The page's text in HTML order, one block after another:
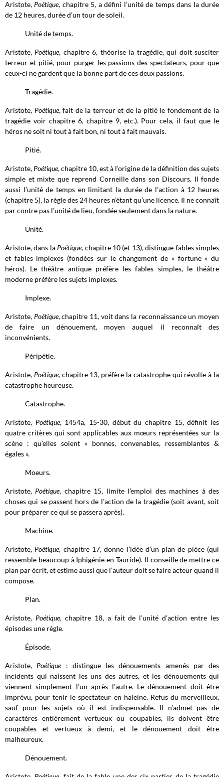
Aristote, Poétique, chapitre 5, a défini l’unité de temps dans la durée
de 12 heures, durée d’un tour de soleil.
Unité de temps.
Aristote, Poétique, chapitre 6, théorise la tragédie, qui doit susciter
terreur et pitié, pour purger les passions des spectateurs, pour que
ceux-ci ne gardent que la bonne part de ces deux passions.
Tragédie.
Aristote, Poétique, fait de la terreur et de la pitié le fondement de la
tragédie voir chapitre 6, chapitre 9, etc.). Pour cela, il faut que le
héros ne soit ni tout à fait bon, ni tout à fait mauvais.
Pitié.
Aristote, Poétique, chapitre 10, est à l’origine de la définition des sujets
simple et mixte que reprend Corneille dans son Discours. Il fonde
aussi l’unité de temps en limitant la durée de l’action à 12 heures
(chapitre 5), la règle des 24 heures n’étant qu’une licence. Il ne connaît
par contre pas l’unité de lieu, fondée seulement dans la nature.
Unité.
Aristote, dans la Poétique, chapitre 10 (et 13), distingue fables simples
et fables implexes (fondées sur le changement de « fortune » du
héros). Le théâtre antique préfère les fables simples, le théâtre
moderne préfère les sujets implexes.
Implexe.
Aristote, Poétique, chapitre 11, voit dans la reconnaissance un moyen
de faire un dénouement, moyen auquel il reconnaît des
inconvénients.
Péripétie.
Aristote, Poétique, chapitre 13, préfère la catastrophe qui révolte à la
catastrophe heureuse.
Catastrophe.
Aristote, Poétique, 1454a, 15-30, début du chapitre 15, définit les
quatre critères qui sont applicables aux mœurs représentées sur la
scène : qu’elles soient « bonnes, convenables, ressemblantes &
égales ».
Moeurs.
Aristote, Poétique, chapitre 15, limite l’emploi des machines à des
choses qui se passent hors de l’action de la tragédie (soit avant, soit
pour préparer ce qui se passera après).
Machine.
Aristote, Poétique, chapitre 17, donne l’idée d’un plan de pièce (qui
ressemble beaucoup à Iphigénie en Tauride). Il conseille de mettre ce
plan par écrit, et estime aussi que l’auteur doit se faire acteur quand il
compose.
Plan.
Aristote, Poétique, chapitre 18, a fait de l’unité d’action entre les
épisodes une règle.
Épisode.
Aristote, Poétique : distingue les dénouements amenés par des
incidents qui naissent les uns des autres, et les dénouements qui
viennent simplement l’un après l’autre. Le dénouement doit être
imprévu, pour tenir le spectateur en haleine. Refus du merveilleux,
sauf pour les sujets où il est indispensable. Il n’admet pas de
caractères entièrement vertueux ou coupables, ils doivent être
coupables et vertueux à demi, et le dénouement doit être
malheureux.
Dénouement.